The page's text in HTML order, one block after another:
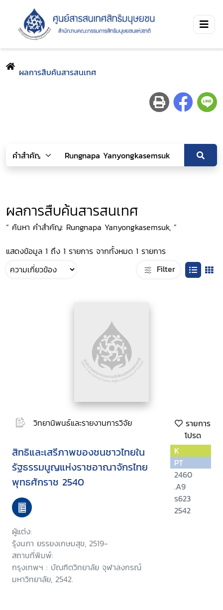
ผลการสืบค้นสารสนเทศ
ผลการสืบค้นสารสนเทศ
“ ค้นหา คำสำคัญ: Rungnapa Yanyongkasemsuk, ”
แสดงข้อมูล 1 ถึง 1 รายการ จากทั้งหมด 1 รายการ
Filter
วิทยานิพนธ์และรายงานการวิจัย
รายการ
โปรด
สิทธิและเสรีภาพของชนชาวไทยใน
รัฐธรรมนูญแห่งราชอาณาจักรไทย
พุทธศักราช 2540
ผู้แต่ง:
รุ้งนภา ยรรยงเกษมสุข, 2519-
สถานที่พิมพ์:
กรุงเทพฯ : บัณฑิตวิทยาลัย จุฬาลงกรณ์
มหาวิทยาลัย, 2542.
K
PT
2460
.A9
ร623
2542